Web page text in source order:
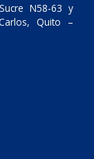
N58-63 y
Quito –